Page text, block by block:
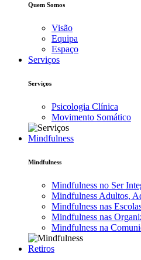
Quem Somos
Visão
Equipa
Espaço
Serviços
Serviços
Psicologia Clínica
Movimento Somático
Mindfulness
Mindfulness
Mindfulness no Ser
Mindfulness Adultos,
Mindfulness nas
Mindfulness nas
Mindfulness na
Retiros